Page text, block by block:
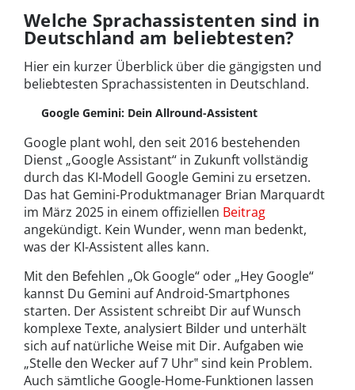
Welche Sprachassistenten sind in
Deutschland am beliebtesten?
Hier ein kurzer Überblick über die gängigsten und
beliebtesten Sprachassistenten in Deutschland.
Google Gemini: Dein Allround-Assistent
Google plant wohl, den seit 2016 bestehenden
Dienst „Google Assistant“ in Zukunft vollständig
durch das KI-Modell Google Gemini zu ersetzen.
Das hat Gemini-Produktmanager Brian Marquardt
im März 2025 in einem offiziellen Beitrag
angekündigt. Kein Wunder, wenn man bedenkt,
was der KI-Assistent alles kann.
Mit den Befehlen „Ok Google“ oder „Hey Google“
kannst Du Gemini auf Android-Smartphones
starten. Der Assistent schreibt Dir auf Wunsch
komplexe Texte, analysiert Bilder und unterhält
sich auf natürliche Weise mit Dir. Aufgaben wie
„Stelle den Wecker auf 7 Uhr‟ sind kein Problem.
Auch sämtliche Google-Home-Funktionen lassen